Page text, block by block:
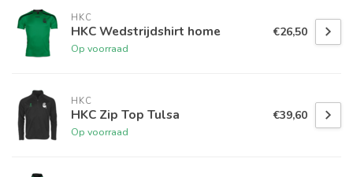
HKC
HKC Wedstrijdshirt home
Op voorraad
€26,50
HKC
HKC Zip Top Tulsa
Op voorraad
€39,60